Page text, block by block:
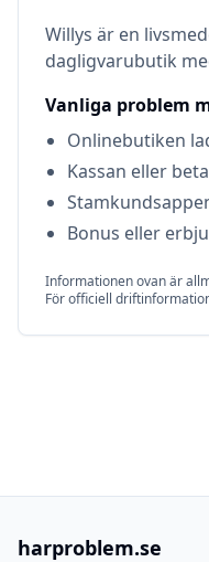
Willys är en
dagligvarubutik
Vanliga problem
Onlinebutiken
Kassan eller
Bonus eller
Informationen ovan är
För officiell
harproblem.se